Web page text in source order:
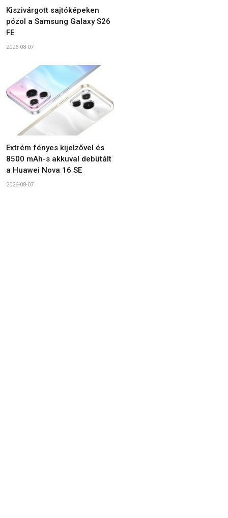
Kiszivárgott sajtóképeken
pózol a Samsung Galaxy S26
FE
2026-08-07
Extrém fényes kijelzővel és
8500 mAh-s akkuval debütált
a Huawei Nova 16 SE
2026-08-07